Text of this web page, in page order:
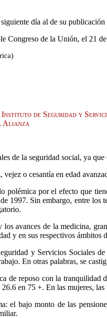
día al de su
Congreso de la Unión, el 21
de Seguridad y
Alianza
de la seguridad social, ya
o cesantía en edad
polémica por el efecto que
1997. Sin embargo, entre los
avances de la medicina,
y en sus respectivos ámbitos
y Servicios Sociales
En otras palabras, se
de reposo con la
en 75 +. En las mujeres,
el bajo monto de las